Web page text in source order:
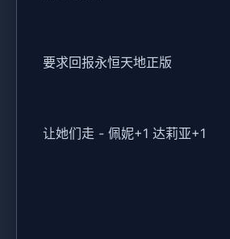
要求回报永恒天地正版
让她们走 - 佩妮+1 达莉亚+1